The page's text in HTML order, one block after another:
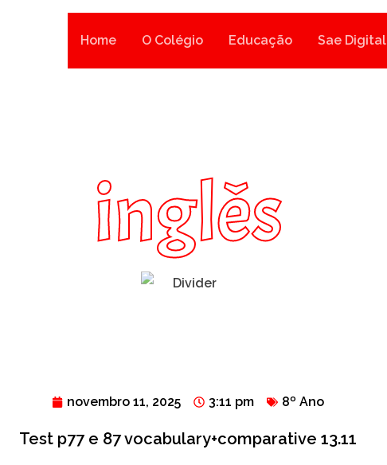
Home O Colégio Educação Sae Digital
inglês
novembro 11, 2025 3:11 pm 8º Ano
Test p77 e 87 vocabulary+comparative 13.11